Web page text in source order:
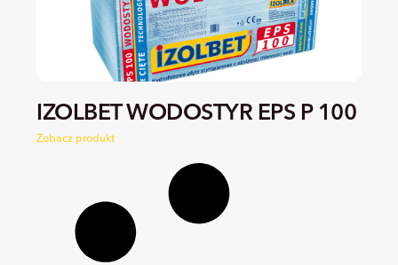
IZOLBET WODOSTYR EPS P 100
Zobacz produkt